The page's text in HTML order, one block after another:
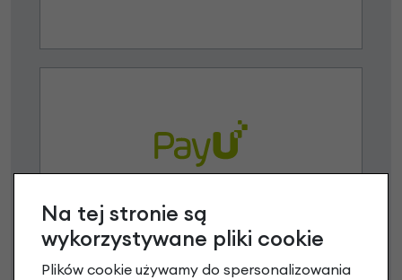
Raty 0%
3 miesiące nie płacisz
Na tej stronie są
wykorzystywane pliki cookie
Plików cookie używamy do spersonalizowania